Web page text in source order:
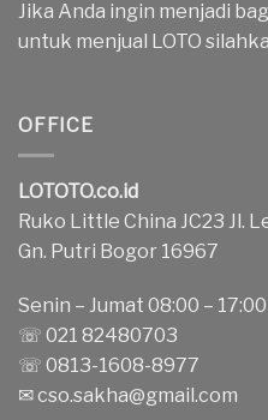
Jika Anda ingin menjadi
untuk menjual LOTO
OFFICE
LOTOTO.co.id
Ruko Little China JC23 Jl.
Gn. Putri Bogor 16967
Senin – Jumat 08:00 – 17:00
☏ 021 82480703
☏ 0813-1608-8977
✉cso.sakha@gmail.com